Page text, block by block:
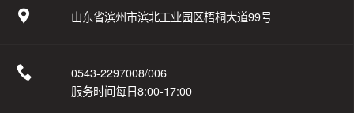
山东省滨州市滨北工业园区梧桐大道99号
0543-2297008/006
服务时间每日8:00-17:00